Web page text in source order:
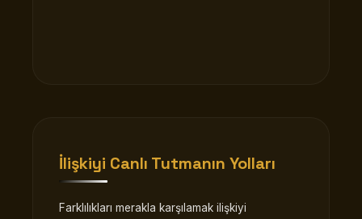
İlişkiyi Canlı Tutmanın Yolları
Farklılıkları merakla karşılamak ilişkiyi